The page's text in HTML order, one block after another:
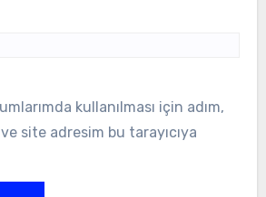
kullanılması için adım,
site adresim bu tarayıcıya